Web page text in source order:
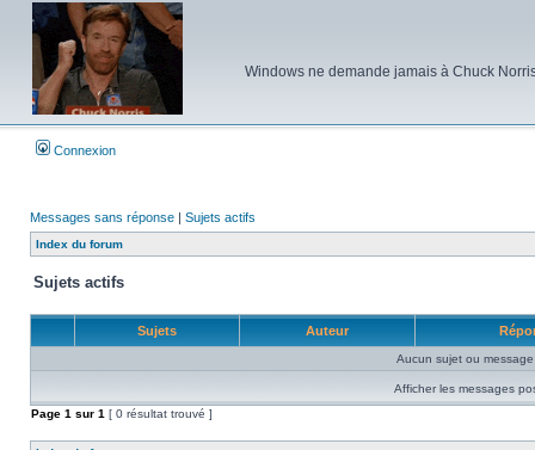
Windows ne demande jamais à Chuck
Connexion
Messages sans réponse | Sujets actifs
Index du forum
Sujets actifs
Sujets Auteur
Aucun sujet ou
Afficher les messages
Page 1 sur 1 [ 0 résultat trouvé ]